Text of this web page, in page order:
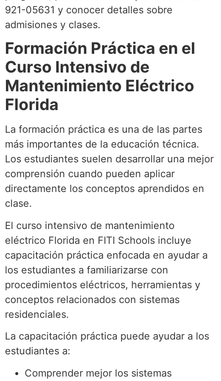
921-05631 y conocer detalles sobre
admisiones y clases.
Formación Práctica en el
Curso Intensivo de
Mantenimiento Eléctrico
Florida
La formación práctica es una de las partes
más importantes de la educación técnica.
Los estudiantes suelen desarrollar una mejor
comprensión cuando pueden aplicar
directamente los conceptos aprendidos en
clase.
El curso intensivo de mantenimiento
eléctrico Florida en FITI Schools incluye
capacitación práctica enfocada en ayudar a
los estudiantes a familiarizarse con
procedimientos eléctricos, herramientas y
conceptos relacionados con sistemas
residenciales.
La capacitación práctica puede ayudar a los
estudiantes a:
Comprender mejor los sistemas